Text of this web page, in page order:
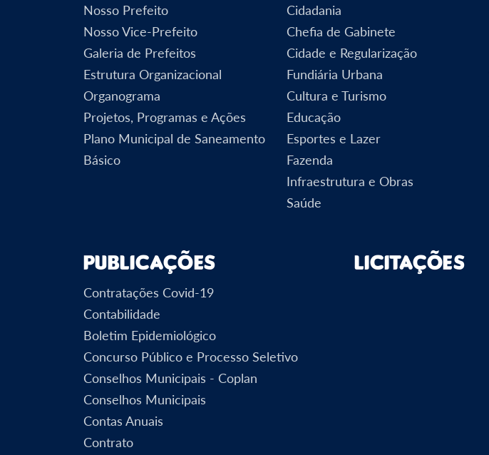
Nosso Prefeito
Nosso Vice-Prefeito
Galeria de Prefeitos
Estrutura Organizacional
Organograma
Projetos, Programas e Ações
Plano Municipal de Saneamento
Básico
Cidadania
Chefia de Gabinete
Cidade e Regularização
Fundiária Urbana
Cultura e Turismo
Educação
Esportes e Lazer
Fazenda
Infraestrutura e Obras
Saúde
Publicações
Contratações Covid-19
Contabilidade
Boletim Epidemiológico
Concurso Público e Processo Seletivo
Conselhos Municipais - Coplan
Conselhos Municipais
Contas Anuais
Contrato
Licitações